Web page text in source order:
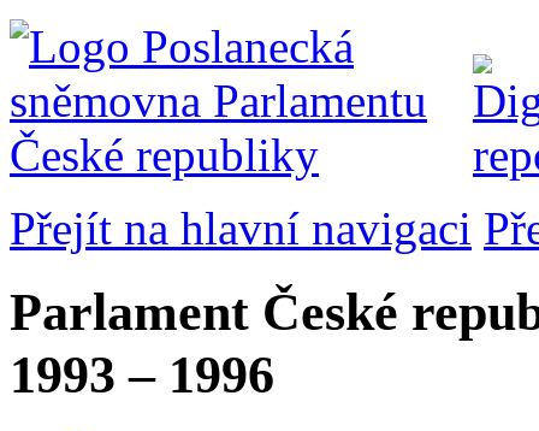
Přejít na hlavní navigaci
Parlament České
1993 – 1996